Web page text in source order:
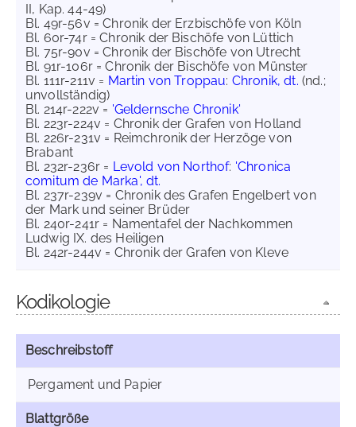
II, Kap. 44-49)
Bl. 49r-56v = Chronik der Erzbischöfe von Köln
Bl. 60r-74r = Chronik der Bischöfe von Lüttich
Bl. 75r-90v = Chronik der Bischöfe von Utrecht
Bl. 91r-106r = Chronik der Bischöfe von Münster
Bl. 111r-211v = Martin von Troppau: Chronik, dt. (nd.;
unvollständig)
Bl. 214r-222v = 'Geldernsche Chronik'
Bl. 223r-224v = Chronik der Grafen von Holland
Bl. 226r-231v = Reimchronik der Herzöge von
Brabant
Bl. 232r-236r = Levold von Northof: 'Chronica
comitum de Marka', dt.
Bl. 237r-239v = Chronik des Grafen Engelbert von
der Mark und seiner Brüder
Bl. 240r-241r = Namentafel der Nachkommen
Ludwig IX. des Heiligen
Bl. 242r-244v = Chronik der Grafen von Kleve
Kodikologie
Beschreibstoff
Pergament und Papier
Blattgröße